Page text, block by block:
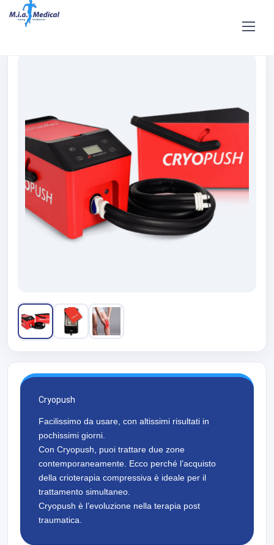
Home Shop
Cryopush
Cryopush
Facilissimo da usare, con altissimi risultati in
pochissimi giorni.
Con Cryopush, puoi trattare due zone
contemporaneamente. Ecco perché l’acquisto
della crioterapia compressiva è ideale per il
trattamento simultaneo.
Cryopush è l’evoluzione nella terapia post
traumatica.